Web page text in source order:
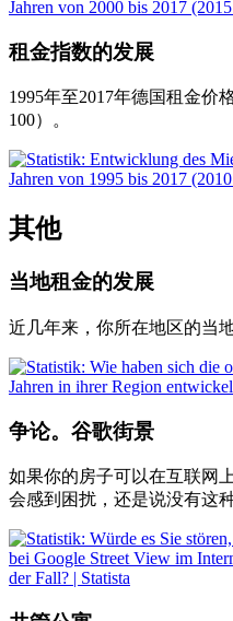
租金指数的发展
1995年至2017年德国租金价
100）。
其他
当地租金的发展
近几年来，你所在地区的当
争论。谷歌街景
如果你的房子可以在互联网
会感到困扰，还是说没有这